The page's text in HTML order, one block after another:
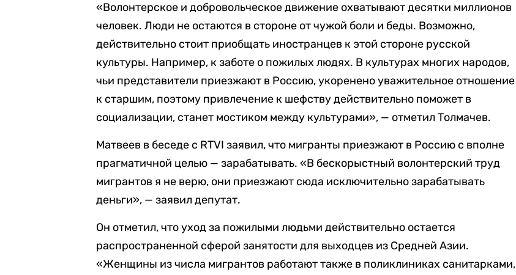
«Волонтерское и добровольческое движение охватывают десятки миллионов
человек. Люди не остаются в стороне от чужой боли и беды. Возможно,
действительно стоит приобщать иностранцев к этой стороне русской
культуры. Например, к заботе о пожилых людях. В культурах многих народов,
чьи представители приезжают в Россию, укоренено уважительное отношение
к старшим, поэтому привлечение к шефству действительно поможет в
социализации, станет мостиком между культурами», — отметил Толмачев.
Матвеев в беседе с RTVI заявил, что мигранты приезжают в Россию с вполне
прагматичной целью — зарабатывать. «В бескорыстный волонтерский труд
мигрантов я не верю, они приезжают сюда исключительно зарабатывать
деньги», — заявил депутат.
Он отметил, что уход за пожилыми людьми действительно остается
распространенной сферой занятости для выходцев из Средней Азии.
«Женщины из числа мигрантов работают также в поликлиниках санитарками,